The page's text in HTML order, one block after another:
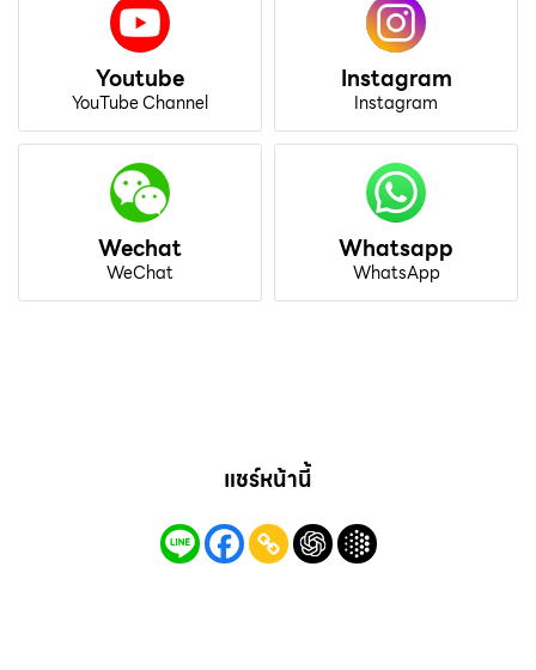
Youtube
YouTube Channel
Instagram
Instagram
Wechat
WeChat
Whatsapp
WhatsApp
แชร์หน้านี้